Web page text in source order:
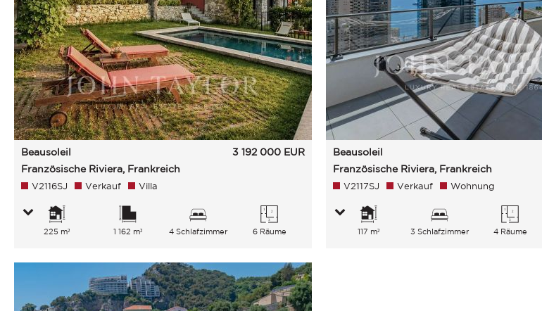
Beausoleil
Französische Riviera, Frankreich
3 192 000 EUR
V2116SJ Verkauf Villa
225 m² 1 162 m² 4 Schlafzimmer 6 Räume
Beausoleil
Französische Riviera, Frankreich
V2117SJ Verkauf Wohnung
117 m² 3 Schlafzimmer 4 Räume